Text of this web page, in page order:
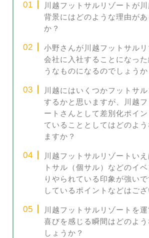
川越フットサルリゾートが
背景にはどのような理由があ
か？
小野さんが川越フットサル
会社に入社することになっ
うなものになるのでしょうか
川越にはいくつかフットサ
するかと思いますが、川越
ートさんとして差別化ポイ
ていることとしてはどのよ
ますか？
川越フットサルリゾートい
トサル（個サル）などのイ
りやられている印象が強い
しているポイントなどはござ
川越フットサルリゾートを運
喜びを感じる瞬間はどのよ
しょうか？